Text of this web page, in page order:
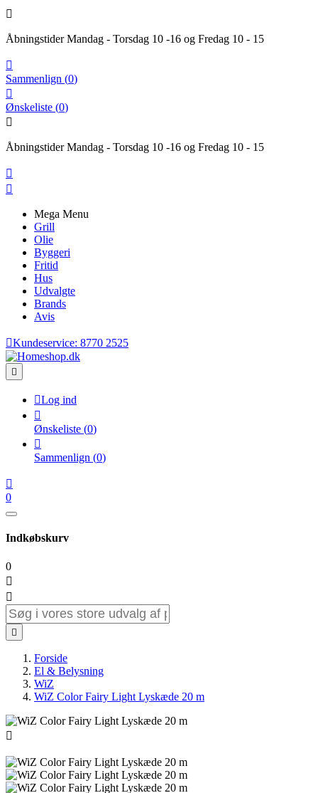

Åbningstider Mandag - Torsdag 10 -16 og Fredag 10 - 15

Sammenlign (0)

Ønskeliste (0)

Åbningstider Mandag - Torsdag 10 -16 og Fredag 10 - 15


Mega Menu
Grill
Olie
Byggeri
Fritid
Hus
Udvalgte
Brands
Avis
Kundeservice: 8770 2525

Log ind

Ønskeliste (0)

Sammenlign (0)

0
Indkøbskurv
0



Forside
El & Belysning
WiZ
WiZ Color Fairy Light Lyskæde 20 m
